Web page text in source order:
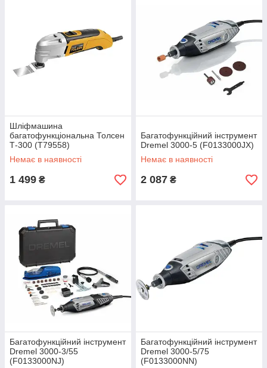
Шліфмашина
багатофункціональна Толсен
Т-300 (T79558)
Немає в наявності
1 499 ₴
Багатофункційний інструмент
Dremel 3000-5 (F0133000JX)
Немає в наявності
2 087 ₴
Багатофункційний інструмент
Dremel 3000-3/55
(F0133000NJ)
Багатофункційний інструмент
Dremel 3000-5/75
(F0133000NN)